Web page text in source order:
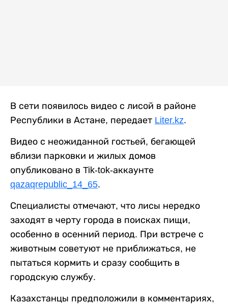
В сети появилось видео с лисой в районе
Республики в Астане, передает Liter.kz.
Видео с неожиданной гостьей, бегающей
вблизи парковки и жилых домов
опубликовано в Tik-tok-аккаунте
qazaqrepublic_14_65.
Специалисты отмечают, что лисы нередко
заходят в черту города в поисках пищи,
особенно в осенний период. При встрече с
животным советуют не приближаться, не
пытаться кормить и сразу сообщить в
городскую службу.
Казахстанцы предположили в комментариях,